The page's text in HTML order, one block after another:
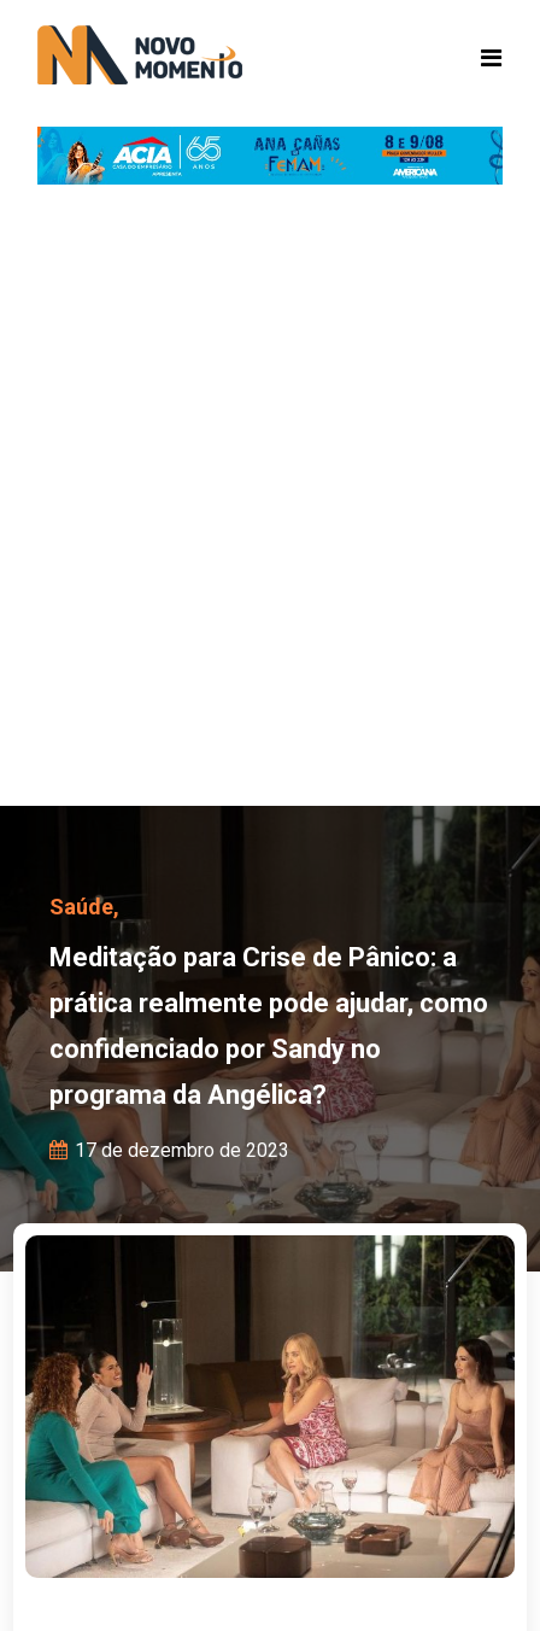
Meditação para Crise
Saúde,
Meditação para Crise de Pânico: a
prática realmente pode ajudar, como
confidenciado por Sandy no
programa da Angélica?
17 de dezembro de 2023